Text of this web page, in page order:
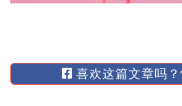
喜欢这篇文章吗？